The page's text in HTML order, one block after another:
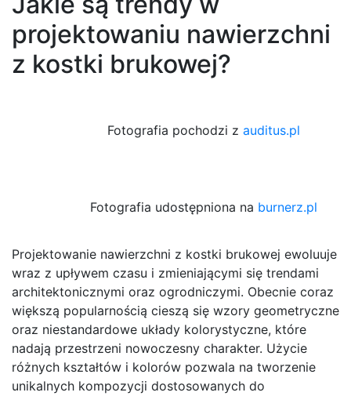
projektowaniu nawierzchni
z kostki brukowej?
Fotografia pochodzi z auditus.pl
Fotografia udostępniona na burnerz.pl
Projektowanie nawierzchni z kostki brukowej ewoluuje
wraz z upływem czasu i zmieniającymi się trendami
architektonicznymi oraz ogrodniczymi. Obecnie coraz
większą popularnością cieszą się wzory geometryczne
oraz niestandardowe układy kolorystyczne, które
nadają przestrzeni nowoczesny charakter. Użycie
różnych kształtów i kolorów pozwala na tworzenie
unikalnych kompozycji dostosowanych do